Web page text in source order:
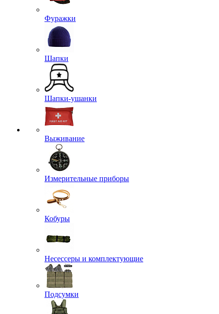
Фуражки
Шапки
Шапки-ушанки
Выживание
Измерительные приборы
Кобуры
Несессеры и комплектующие
Подсумки